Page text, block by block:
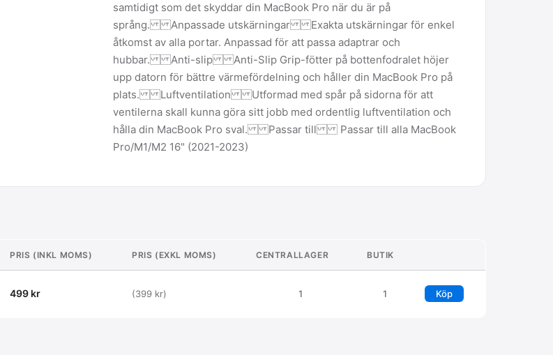
samtidigt som det skyddar din MacBook Pro när du är på
språng. Anpassade utskärningar Exakta utskärningar för enkel
åtkomst av alla portar. Anpassad för att passa adaptrar och
hubbar. Anti-slip Anti-Slip Grip-fötter på bottenfodralet höjer
upp datorn för bättre värmefördelning och håller din MacBook Pro på
plats. Luftventilation Utformad med spår på sidorna för att
ventilerna skall kunna göra sitt jobb med ordentlig luftventilation och
hålla din MacBook Pro sval. Passar till Passar till alla MacBook
Pro/M1/M2 16" (2021-2023)
PRIS (INKL MOMS) PRIS (EXKL MOMS) CENTRALLAGER BUTIK
499 kr (399 kr) 1 1 Köp